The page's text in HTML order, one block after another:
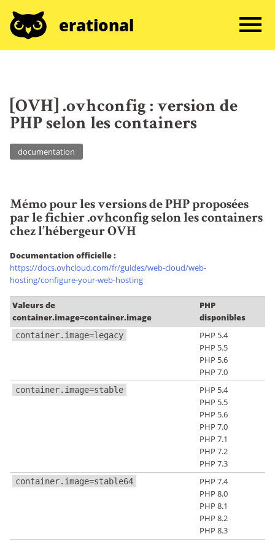
erational
[OVH] .ovhconfig : version de
PHP selon les containers
documentation
Mémo pour les versions de PHP proposées
par le fichier .ovhconfig selon les containers
chez l’hébergeur OVH
Documentation officielle :
https://docs.ovhcloud.com/fr/guides/web-cloud/web-
hosting/configure-your-web-hosting
Valeurs de
container.image=container.image
PHP
disponibles
container.image=legacy
PHP 5.4
PHP 5.5
PHP 5.6
PHP 7.0
container.image=stable
PHP 5.4
PHP 5.5
PHP 5.6
PHP 7.0
PHP 7.1
PHP 7.2
PHP 7.3
container.image=stable64
PHP 7.4
PHP 8.0
PHP 8.1
PHP 8.2
PHP 8.3